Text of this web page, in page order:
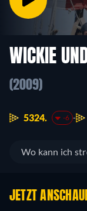
WICKIE
(2009)
5324. -6
Wo kann ich
JETZT